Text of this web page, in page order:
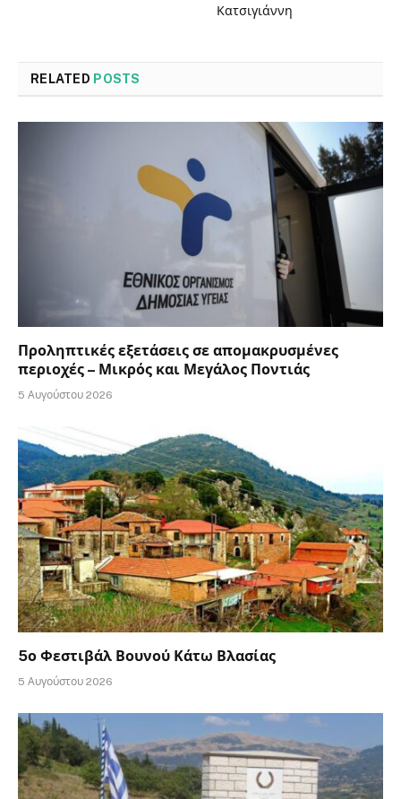
Κατσιγιάννη
RELATED POSTS
Προληπτικές εξετάσεις σε απομακρυσμένες
περιοχές – Μικρός και Μεγάλος Ποντιάς
5 Αυγούστου 2026
5ο Φεστιβάλ Βουνού Κάτω Βλασίας
5 Αυγούστου 2026